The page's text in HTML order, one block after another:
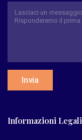
Invia
Informazioni Legali